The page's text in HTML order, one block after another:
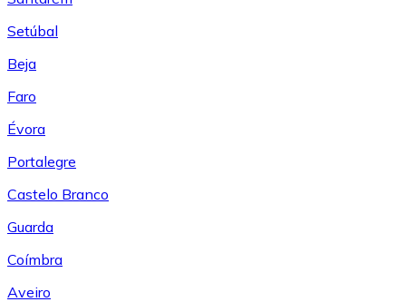
Setúbal
Beja
Faro
Évora
Portalegre
Castelo Branco
Guarda
Coímbra
Aveiro